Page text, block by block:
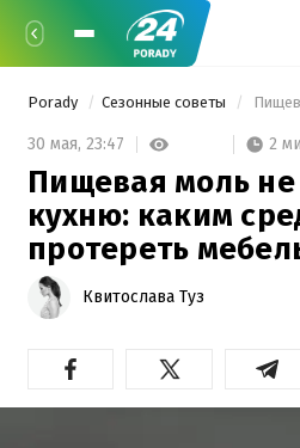
Porady Сезонные советы
30 мая, 23:47 2
Пищевая моль не
кухню: каким
протереть
Квитослава Туз